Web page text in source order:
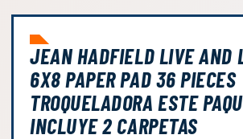
JEAN HADFIELD LIVE AND
6X8 PAPER PAD 36 PIECES
TROQUELADORA ESTE
INCLUYE 2 CARPETAS